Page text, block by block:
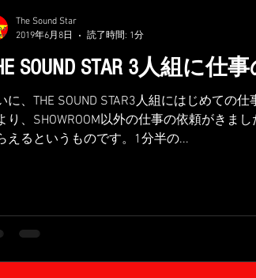
SOUND STAR 3人組に仕
に、THE SOUND STAR3人組にはじめての
り、SHOWROOM以外の仕事の依頼がきま
えるというものです。1分半の...
The Sound Star
2019年6月8日
読了時間: 1分